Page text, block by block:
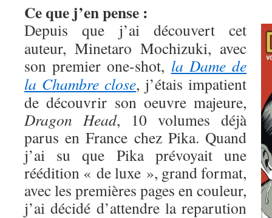
Ce que j’en pense :
Depuis que j’ai découvert cet
auteur, Minetaro Mochizuki, avec
son premier one-shot, la Dame de
la Chambre close, j’étais impatient
de découvrir son oeuvre majeure,
Dragon Head, 10 volumes déjà
parus en France chez Pika. Quand
j’ai su que Pika prévoyait une
réédition « de luxe », grand format,
avec les premières pages en couleur,
j’ai décidé d’attendre la reparution